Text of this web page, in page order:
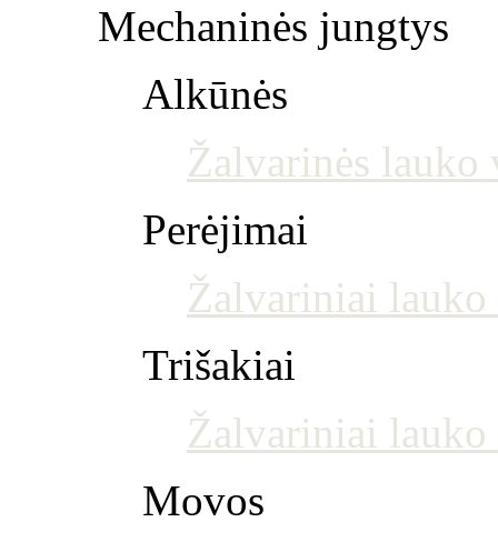
Mechaninės jungtys
Alkūnės
Žalvarinės lauko
Perėjimai
Žalvariniai
Trišakiai
Žalvariniai
Movos